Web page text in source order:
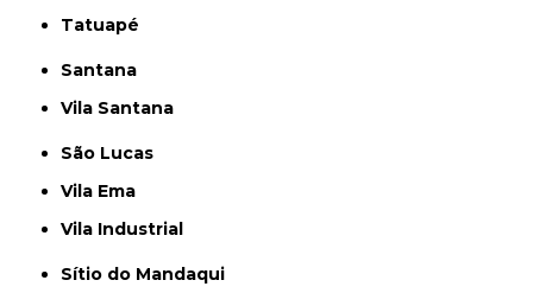
Tatuapé
Santana
Vila Santana
São Lucas
Vila Ema
Vila Industrial
Sítio do Mandaqui